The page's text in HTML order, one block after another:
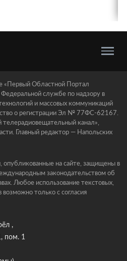
«Первый Областной Портал
Федеральной службе по надзору в
и массовых коммуникаций
о регистрации Эл № 77ФС-62167.
канал»,
Главный редактор — Напольских
опубликованные на сайте, защищены в
законодательством об
Любое использование текстовых,
только с согласия
,
пом. 1